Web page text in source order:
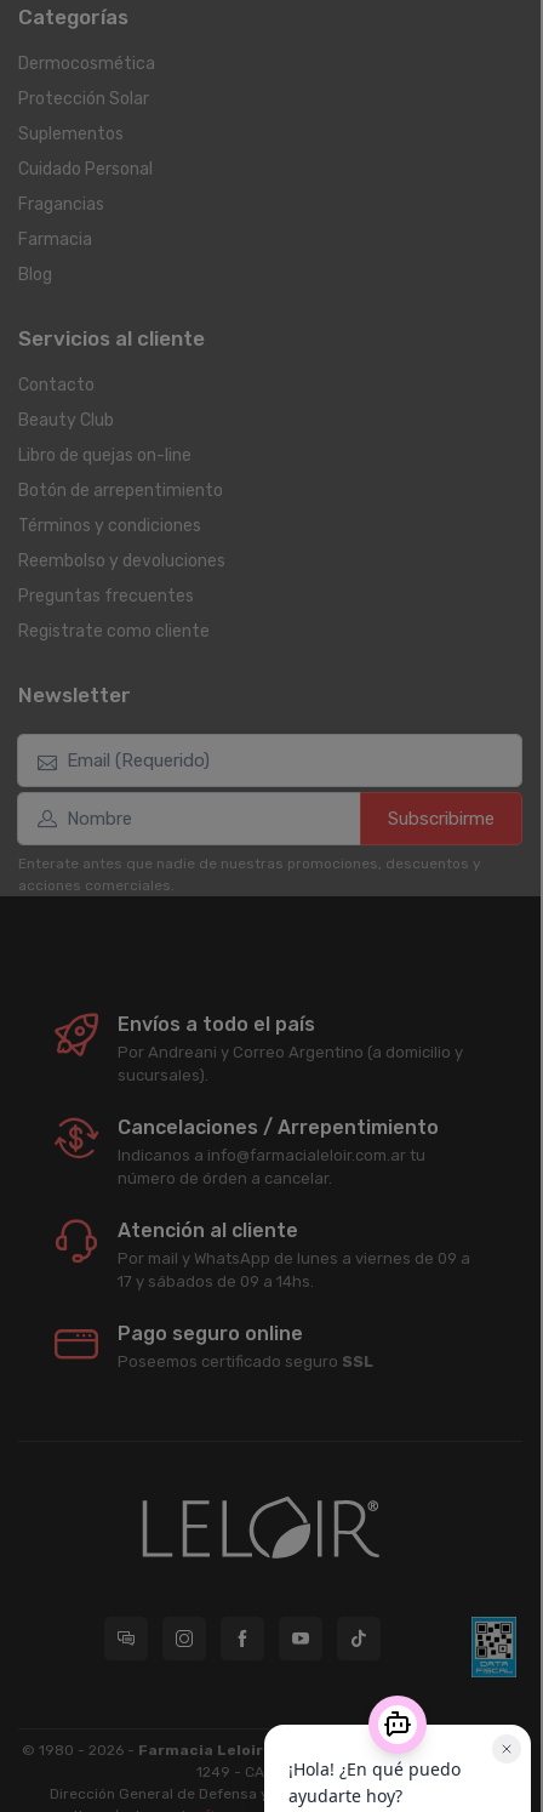
Categorías
Dermocosmética
Protección Solar
Suplementos
Cuidado Personal
Fragancias
Farmacia
Blog
Servicios al cliente
Contacto
Beauty Club
Libro de quejas on-line
Botón de arrepentimiento
Términos y condiciones
Reembolso y devoluciones
Preguntas frecuentes
Registrate como cliente
Newsletter
Subscribirme
Enterate antes que nadie de nuestras promociones, descuentos y
acciones comerciales.
Envíos a todo el país
Por Andreani y Correo Argentino (a domicilio y
sucursales).
Cancelaciones / Arrepentimiento
Indicanos a info@farmacialeloir.com.ar tu
número de órden a cancelar.
Atención al cliente
Por mail y WhatsApp de lunes a viernes de 09 a
17 y sábados de 09 a 14hs.
Pago seguro online
Poseemos certificado seguro SSL
© 1980 - 2026 - Farmacia Leloir S.R.L.
| CUIT 33609220789 - Larrea
1249 - CABA - CP 1117
Dirección General de Defensa y Protección al Consumidor: Para